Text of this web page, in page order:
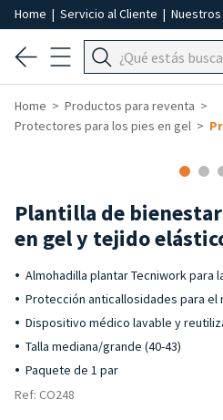
Home | Servicio al Cliente |
Home
Productos para reventa
Protectores para los pies en gel
Plantilla de
en gel y tejido
Almohadilla plantar Tecniwork
Protección anticallosidades para
Dispositivo médico lavable y
Talla mediana/grande (40-43)
Paquete de 1 par
Ref: CO248